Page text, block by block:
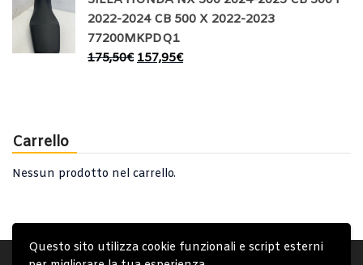
Questo sito utilizza cookie funzionali e script esterni
2022-2024 CB 500 X 2022-2023
77200MKPDQ1
175,50€ 157,95€
Carrello
Nessun prodotto nel carrello.
Account Condizioni Generali